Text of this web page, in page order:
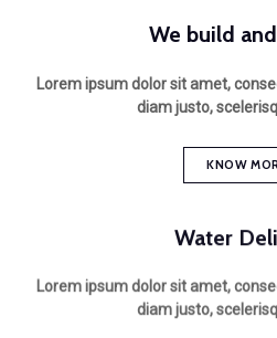
We build
Lorem ipsum dolor sit amet,
diam justo,
KNOW
Water
Lorem ipsum dolor sit amet,
diam justo,